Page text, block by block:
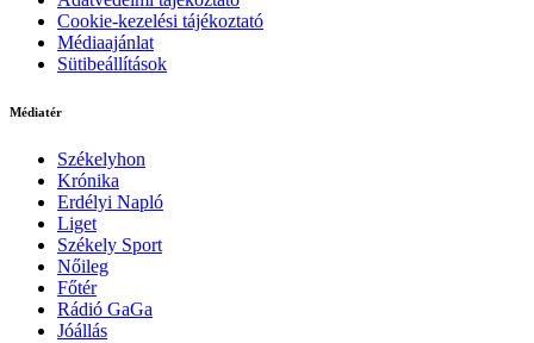
Cookie-kezelési tájékoztató
Médiaajánlat
Sütibeállítások
Médiatér
Székelyhon
Krónika
Erdélyi Napló
Liget
Székely Sport
Nőileg
Főtér
Rádió GaGa
Jóállás